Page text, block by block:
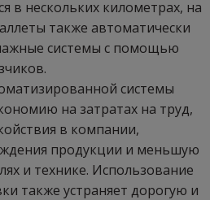
в нескольких километрах, на
также автоматически
системы с помощью
системы
на затратах на труд,
в компании,
продукции и меньшую
и технике. Использование
также устраняет дорогую и